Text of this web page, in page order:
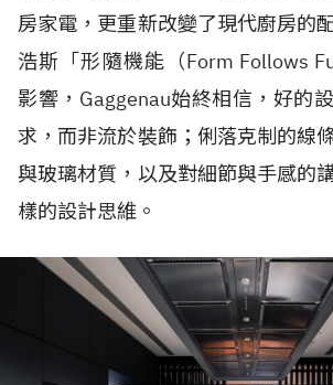
房家電，更重新改變了現代廚房的
浩斯「形隨機能（Form Follows
影響，Gaggenau始終相信，好的
求，而非流於裝飾；俐落克制的線
與玻璃材質，以及對細節與手感的
樣的設計思維。